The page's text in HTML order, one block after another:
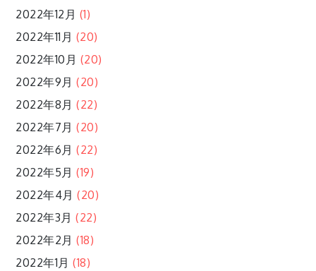
2022年12月 (1)
2022年11月 (20)
2022年10月 (20)
2022年9月 (20)
2022年8月 (22)
2022年7月 (20)
2022年6月 (22)
2022年5月 (19)
2022年4月 (20)
2022年3月 (22)
2022年2月 (18)
2022年1月 (18)